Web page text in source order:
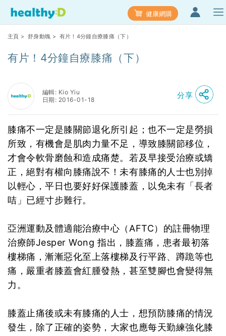
健康網購
主頁 > 舒身動魄 > 有片！4分鐘自療膝痛（下）
有片！4分鐘自療膝痛（下）
編輯: Kio Yiu
日期: 2016-01-18
分享
膝痛不一定是膝關節退化所引起；也不一定是勞損
所致，有機會是肌肉力量不足，導致膝關節移位，
才會令軟骨磨蝕和造成痛楚。若及早接受治療或矯
正，絕對有權向膝痛說不！未有膝痛的人士也別掉
以輕心，平日也要好好保護膝蓋，以免未有「長者
咭」已經寸步難行。
亞洲運動及體適能治療中心（AFTC）的註冊物理
治療師Jesper Wong 指出，膝蓋痛，患者最初落
樓梯痛，漸漸惡化至上落樓梯及行平路、蹲跪等也
痛，嚴重者膝蓋會紅腫發熱，甚至雙腳也會變得無
力。
膝蓋止痛後或未有膝痛的人士，想預防膝痛的情況
發生，除了正確的姿勢，大家也應每天勤練強化膝